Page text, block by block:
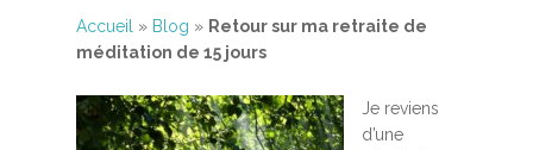
Accueil » Blog » Retour sur ma retraite de
méditation de 15 jours
Je reviens
d’une